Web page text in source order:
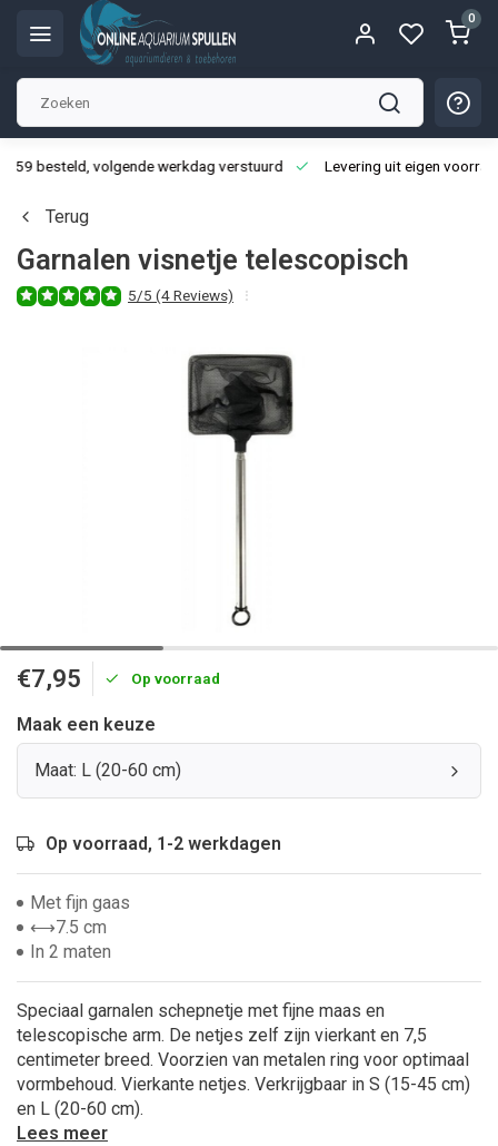
0
besteld, volgende werkdag verstuurd Levering uit eigen
Terug
Garnalen visnetje telescopisch
5/5 (4 Reviews)
€7,95 Op voorraad
Maak een keuze
Maat: L (20-60 cm)
Op voorraad, 1-2 werkdagen
Met fijn gaas
⟷7.5 cm
In 2 maten
Speciaal garnalen schepnetje met fijne maas en
telescopische arm. De netjes zelf zijn vierkant en 7,5
centimeter breed. Voorzien van metalen ring voor optimaal
vormbehoud. Vierkante netjes. Verkrijgbaar in S (15-45 cm)
en L (20-60 cm).
Lees meer